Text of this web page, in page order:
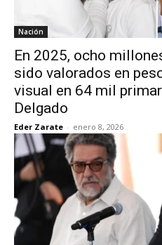
Nación
En 2025, ocho
sido valorados en
visual en 64 mil
Delgado
Eder Zarate - enero 8, 2026